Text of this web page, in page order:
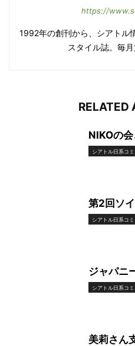
https://
1992年の創刊から、シアトル
スタイル誌。毎月
RELATED
NIKOの
シアトル日系コ
第2回ソ
シアトル日系コ
ジャパニ
シアトル日系コ
美莉さん